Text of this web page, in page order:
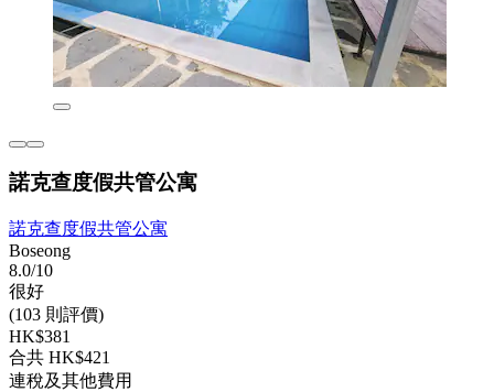
諾克查度假共管公寓
諾克查度假共管公寓
Boseong
8.0/10
很好
(103 則評價)
HK$381
合共 HK$421
連稅及其他費用